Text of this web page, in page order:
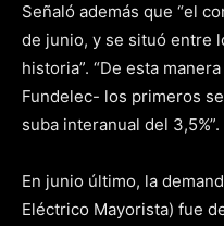
Señaló además que “el
de junio, y se situó entre
historia”. “De esta
Fundelec- los primeros
suba interanual del 3,5%”.
En junio último, la
Eléctrico Mayorista) fue